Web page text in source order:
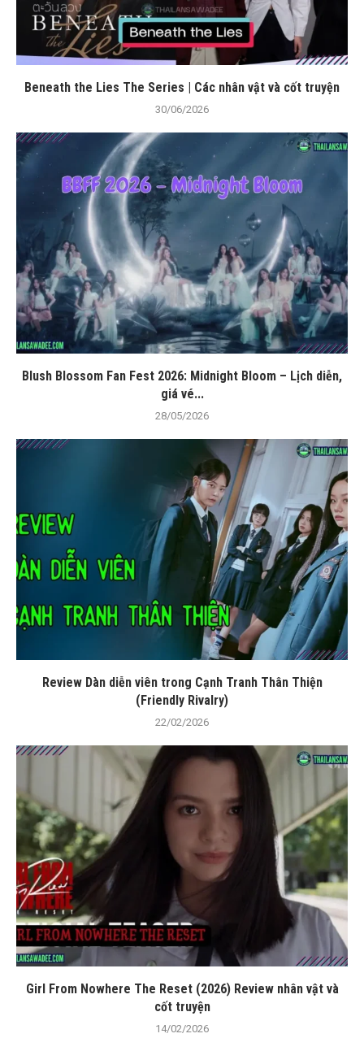
Beneath the Lies The Series | Các nhân vật và cốt truyện
30/06/2026
Blush Blossom Fan Fest 2026: Midnight Bloom – Lịch diễn,
giá vé...
28/05/2026
Review Dàn diễn viên trong Cạnh Tranh Thân Thiện
(Friendly Rivalry)
22/02/2026
Girl From Nowhere The Reset (2026) Review nhân vật và
cốt truyện
14/02/2026